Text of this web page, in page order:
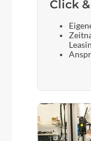
Click